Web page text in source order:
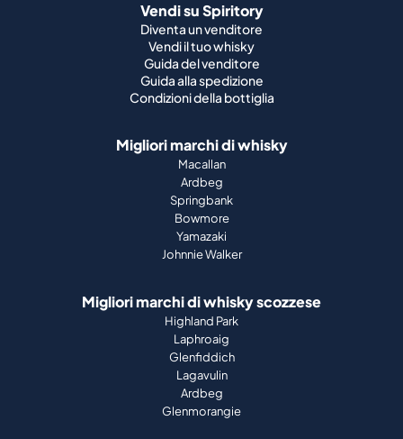
Vendi su Spiritory
Diventa un venditore
Vendi il tuo whisky
Guida del venditore
Guida alla spedizione
Condizioni della bottiglia
Migliori marchi di whisky
Macallan
Ardbeg
Springbank
Bowmore
Yamazaki
Johnnie Walker
Migliori marchi di whisky scozzese
Highland Park
Laphroaig
Glenfiddich
Lagavulin
Ardbeg
Glenmorangie